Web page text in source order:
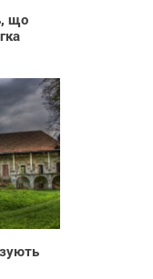
що
3 087